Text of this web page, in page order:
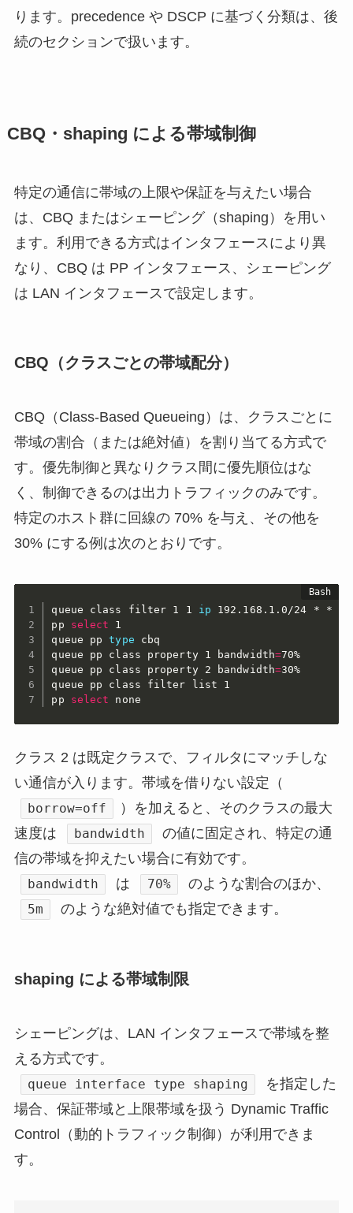
ります。precedence や DSCP に基づく分類は、後
続のセクションで扱います。
CBQ・shaping による帯域制御
特定の通信に帯域の上限や保証を与えたい場合
は、CBQ またはシェーピング（shaping）を用い
ます。利用できる方式はインタフェースにより異
なり、CBQ は PP インタフェース、シェーピング
は LAN インタフェースで設定します。
CBQ（クラスごとの帯域配分）
CBQ（Class-Based Queueing）は、クラスごとに
帯域の割合（または絶対値）を割り当てる方式で
す。優先制御と異なりクラス間に優先順位はな
く、制御できるのは出力トラフィックのみです。
特定のホスト群に回線の 70% を与え、その他を
30% にする例は次のとおりです。
queue class filter 1 1 ip 192.168.1.0/24 * * *
pp select 1
queue pp type cbq
queue pp class property 1 bandwidth=70%
queue pp class property 2 bandwidth=30%
queue pp class filter list 1
pp select none
クラス 2 は既定クラスで、フィルタにマッチしな
い通信が入ります。帯域を借りない設定（
borrow=off
）を加えると、そのクラスの最大
速度は
bandwidth
の値に固定され、特定の通
信の帯域を抑えたい場合に有効です。
bandwidth は 70% のような割合のほか、
5m のような絶対値でも指定できます。
shaping による帯域制限
シェーピングは、LAN インタフェースで帯域を整
える方式です。
queue interface type shaping
を指定した
場合、保証帯域と上限帯域を扱う Dynamic Traffic
Control（動的トラフィック制御）が利用できま
す。